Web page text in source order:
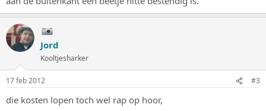
Jord
Kooltjesharker
17 feb 2012 #3
die kosten lopen toch wel rap op hoor,